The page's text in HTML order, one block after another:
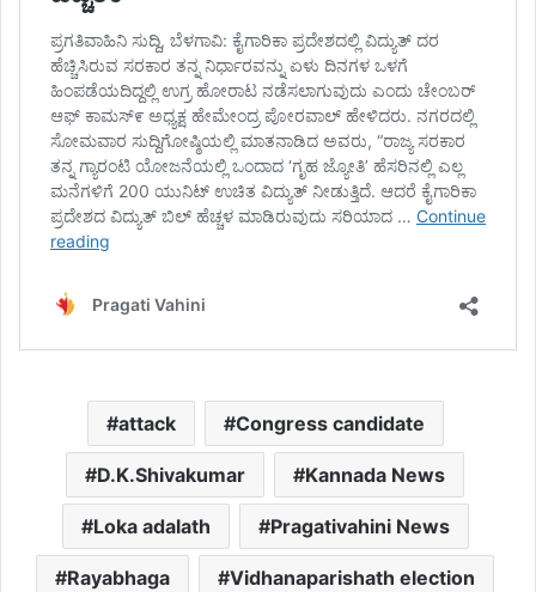
attack Congress candidate
D.K.Shivakumar Kannada News
Loka adalath Pragativahini News
Rayabhaga Vidhanaparishath election